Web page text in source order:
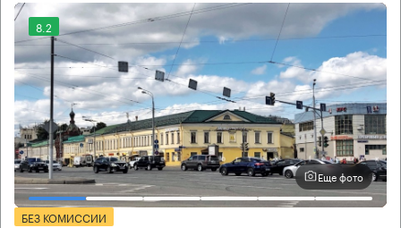
8.2
Еще фото
БЕЗ КОМИССИИ